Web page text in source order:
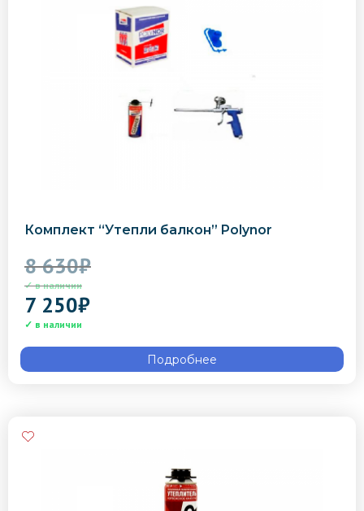
Комплект “Утепли балкон” Polynor
8 630₽
7 250₽
Подробнее